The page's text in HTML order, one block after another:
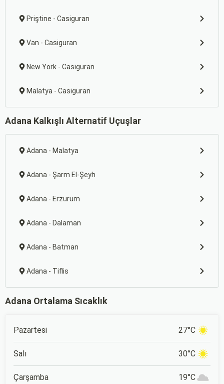
Priştine - Casiguran
Van - Casiguran
New York - Casiguran
Malatya - Casiguran
Adana Kalkışlı Alternatif Uçuşlar
Adana - Malatya
Adana - Şarm El-Şeyh
Adana - Erzurum
Adana - Dalaman
Adana - Batman
Adana - Tiflis
Adana Ortalama Sıcaklık
Pazartesi 27°C
Salı 30°C
Çarşamba 19°C